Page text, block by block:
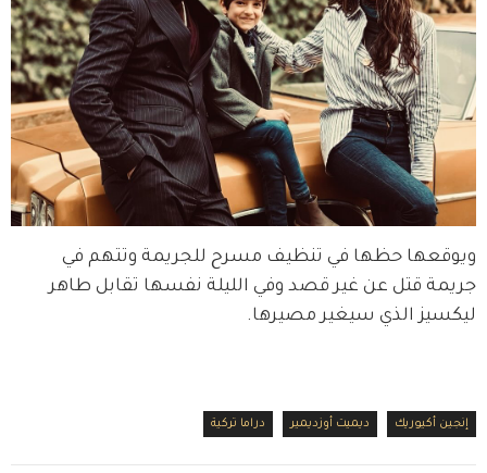
ويوقعها حظها في تنظيف مسرح للجريمة وتتهم في
جريمة قتل عن غير قصد وفي الليلة نفسها تقابل طاهر
ليكسيز الذي سيغير مصيرها.
إنجين أكيوريك ديميت أوزديمير دراما تركية